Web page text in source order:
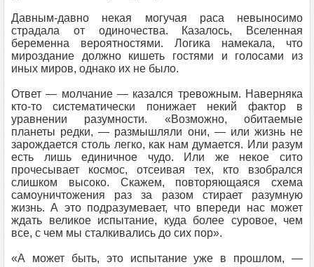
Давным-давно некая могучая раса невыносимо
страдала от одиночества. Казалось, Вселенная
беременна вероятностями. Логика намекала, что
мироздание должно кишеть гостями и голосами из
иных миров, однако их не было.
Ответ — молчание — казался тревожным. Наверняка
кто-то систематически понижает некий фактор в
уравнении разумности. «Возможно, обитаемые
планеты редки, — размышляли они, — или жизнь не
зарождается столь легко, как нам думается. Или разум
есть лишь единичное чудо. Или же некое сито
прочесывает космос, отсеивая тех, кто взобрался
слишком высоко. Скажем, повторяющаяся схема
самоуничтожения раз за разом стирает разумную
жизнь. А это подразумевает, что впереди нас может
ждать великое испытание, куда более суровое, чем
все, с чем мы сталкивались до сих пор».
«А может быть, это испытание уже в прошлом, —